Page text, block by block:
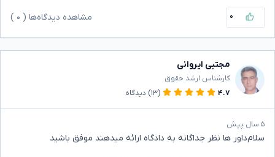
۰ مشاهده دیدگاه‌ها ( ۰
مجتبی ایروانی
کارشناس ارشد حقوق
۴.۷
(۱۳) دیدگاه
۵ سال پیش
سلام‌داور ها نظر جداگانه به دادگاه ارائه میدهند موفق باشید